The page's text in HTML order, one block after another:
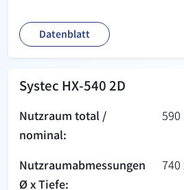
Datenblatt
Systec HX-540 2D
Nutzraum total /
nominal:
590
Nutzraum­abmessungen
Ø x Tiefe:
740